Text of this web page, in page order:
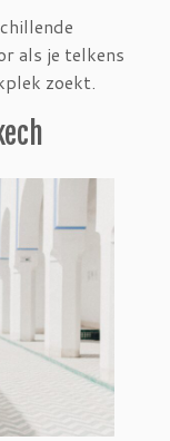
als je telkens
zoekt.